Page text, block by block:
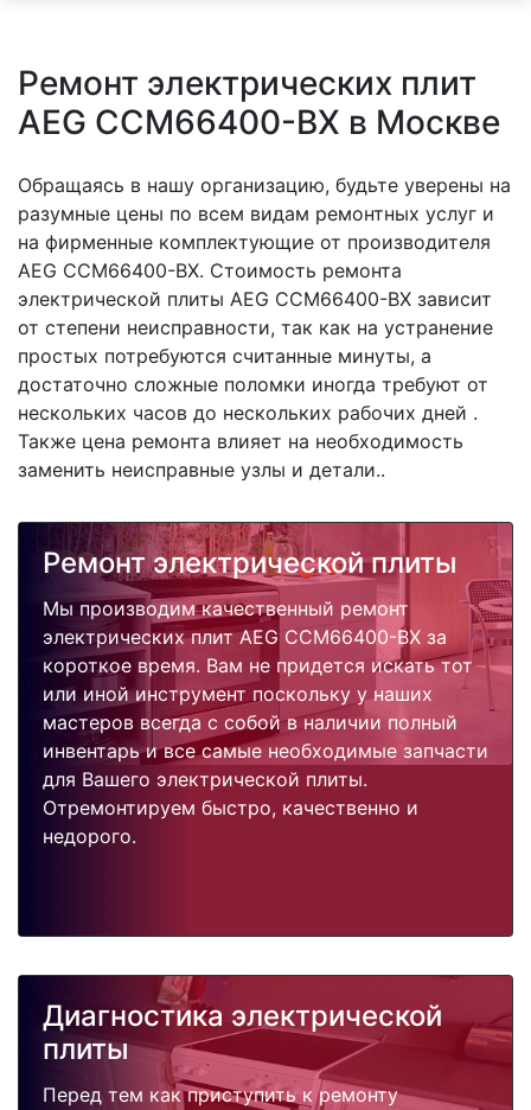
Ремонт электрических плит
AEG CCM66400-BX в Москве
Обращаясь в нашу организацию, будьте уверены на
разумные цены по всем видам ремонтных услуг и
на фирменные комплектующие от производителя
AEG CCM66400-BX. Стоимость ремонта
электрической плиты AEG CCM66400-BX зависит
от степени неисправности, так как на устранение
простых потребуются считанные минуты, а
достаточно сложные поломки иногда требуют от
нескольких часов до нескольких рабочих дней .
Также цена ремонта влияет на необходимость
заменить неисправные узлы и детали..
Ремонт электрической плиты
Мы производим качественный ремонт
электрических плит AEG CCM66400-BX за
короткое время. Вам не придется искать тот
или иной инструмент поскольку у наших
мастеров всегда с собой в наличии полный
инвентарь и все самые необходимые запчасти
для Вашего электрической плиты.
Отремонтируем быстро, качественно и
недорого.
Диагностика электрической
плиты
Перед тем как приступить к ремонту